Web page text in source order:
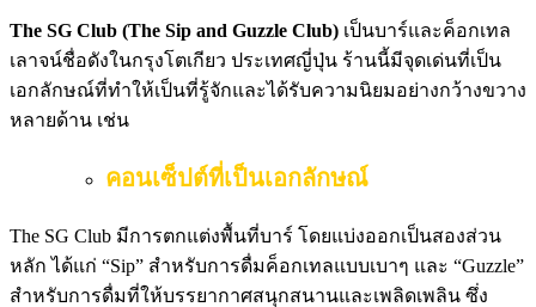
The SG Club (The Sip and Guzzle Club) เป็นบาร์และค็อกเทล
เลาจน์ชื่อดังในกรุงโตเกียว ประเทศญี่ปุ่น ร้านนี้มีจุดเด่นที่เป็น
เอกลักษณ์ที่ทำให้เป็นที่รู้จักและได้รับความนิยมอย่างกว้างขวาง
หลายด้าน เช่น
คอนเซ็ปต์ที่เป็นเอกลักษณ์
The SG Club มีการตกแต่งพื้นที่บาร์ โดยแบ่งออกเป็นสองส่วน
หลัก ได้แก่ “Sip” สำหรับการดื่มค็อกเทลแบบเบาๆ และ “Guzzle”
สำหรับการดื่มที่ให้บรรยากาศสนุกสนานและเพลิดเพลิน ซึ่ง